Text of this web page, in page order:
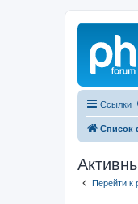
Ссылки
Список
Перейти к